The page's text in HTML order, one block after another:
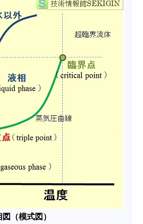
（模式図）